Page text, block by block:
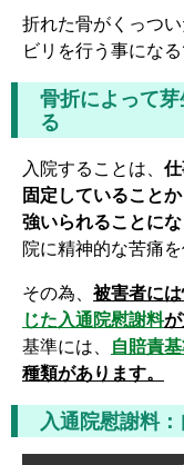
折れた骨がくっつ
ビリを行う事になる
骨折によって
る
入院することは、
固定していること
強いられることにな
院に精神的な苦痛
その為、 被害者に
じた入通院慰謝料が
基準には、
自賠責
種類があります。
入通院慰謝料